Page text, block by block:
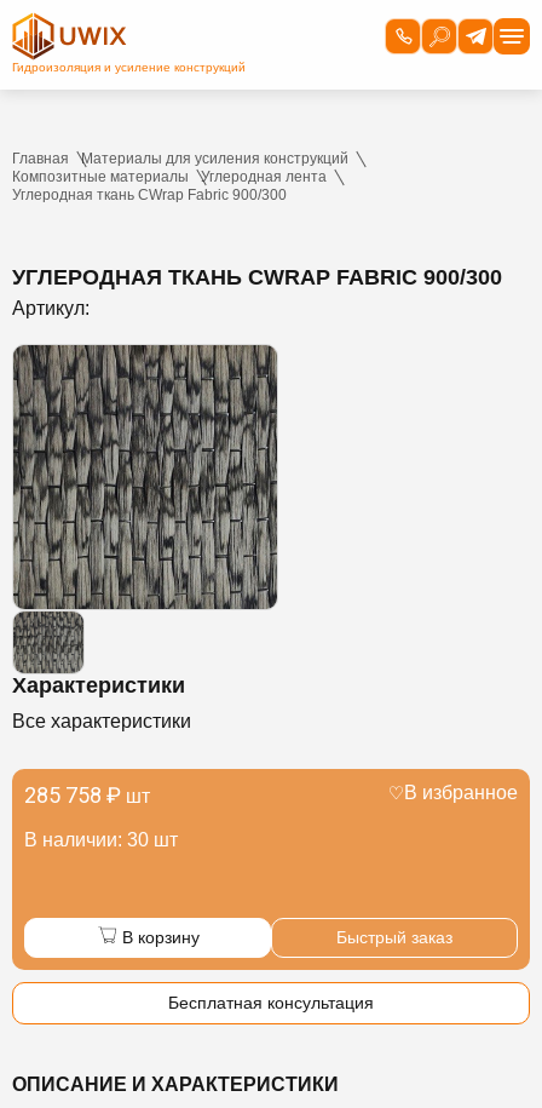
Главная
Материалы для усиления конструкций
Композитные материалы
Углеродная лента
Углеродная ткань CWrap Fabric 900/300
УГЛЕРОДНАЯ ТКАНЬ CWRAP FABRIC 900/300
Артикул:
Характеристики
Все характеристики
285 758 ₽ шт
В наличии: 30 шт
В избранное
В корзину Быстрый заказ
Бесплатная консультация
ОПИСАНИЕ И ХАРАКТЕРИСТИКИ